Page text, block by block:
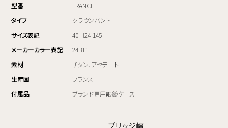
型番
FRANCE
タイプ
クラウンパント
サイズ表記
40□24-145
メーカーカラー表記
24B11
素材
チタン、アセテート
生産国
フランス
付属品
ブランド専用眼鏡ケース